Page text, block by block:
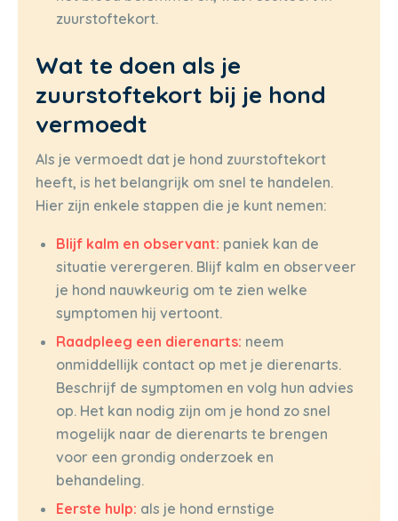
zuurstoftekort.
Wat te doen als je
zuurstoftekort bij je hond
vermoedt
Als je vermoedt dat je hond zuurstoftekort
heeft, is het belangrijk om snel te handelen.
Hier zijn enkele stappen die je kunt nemen:
Blijf kalm en observant: paniek kan de
situatie verergeren. Blijf kalm en observeer
je hond nauwkeurig om te zien welke
symptomen hij vertoont.
Raadpleeg een dierenarts: neem
onmiddellijk contact op met je dierenarts.
Beschrijf de symptomen en volg hun advies
op. Het kan nodig zijn om je hond zo snel
mogelijk naar de dierenarts te brengen
voor een grondig onderzoek en
behandeling.
Eerste hulp: als je hond ernstige